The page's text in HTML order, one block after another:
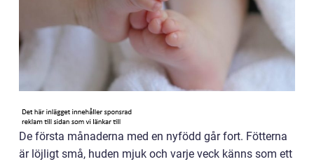
De första månaderna med en nyfödd går fort. Fötterna
är löjligt små, huden mjuk och varje veck känns som ett